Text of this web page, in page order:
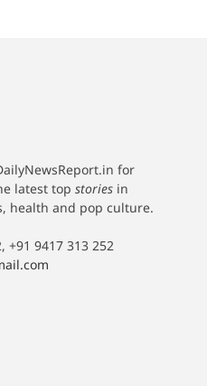
for
latest top stories in
health and pop culture.
+91 9417 313 252